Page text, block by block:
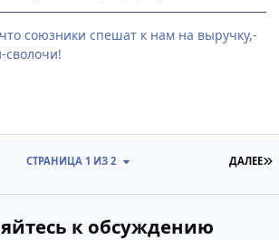
союзники спешат к нам на выручку,-
сволочи!
ДАЛЕЕ
СТРАНИЦА 1 ИЗ 2
к обсуждению